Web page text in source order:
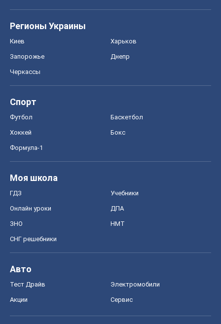
Регионы Украины
Киев Харьков
Запорожье Днепр
Черкассы
Спорт
Футбол Баскетбол
Хоккей Бокс
Формула-1
Моя школа
ГДЗ Учебники
Онлайн уроки ДПА
ЗНО НМТ
СНГ решебники
Авто
Тест Драйв Электромобили
Акции Сервис